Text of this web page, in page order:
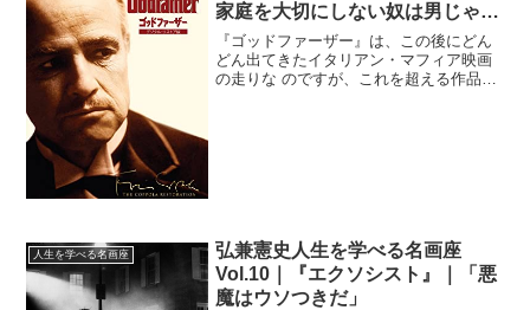
家庭を大切にしない奴は男じゃな
い
『ゴッドファーザー』は、この後にどん
どん出てきたイタリアン・マフィア映画
の走りな のですが、これを超える作品は
人生を学べる名画座
弘兼憲史人生を学べる名画座
Vol.10｜『エクソシスト』｜「悪
魔はウソつきだ」